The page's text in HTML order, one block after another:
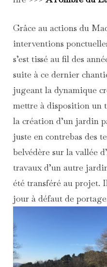
Grâce au actions du
interventions
s’est tissé au fil des
suite à ce dernier
jugeant la dynamique
mettre à disposition un
la création d’un jardin
juste en contrebas des
belvédère sur la vallée
travaux d’un autre
été transféré au projet.
jour à défaut de